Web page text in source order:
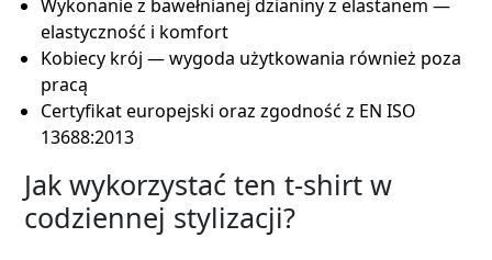
Wykonanie z bawełnianej dzianiny z elastanem —
elastyczność i komfort
Kobiecy krój — wygoda użytkowania również poza
pracą
Certyfikat europejski oraz zgodność z EN ISO
13688:2013
Jak wykorzystać ten t-shirt w
codziennej stylizacji?